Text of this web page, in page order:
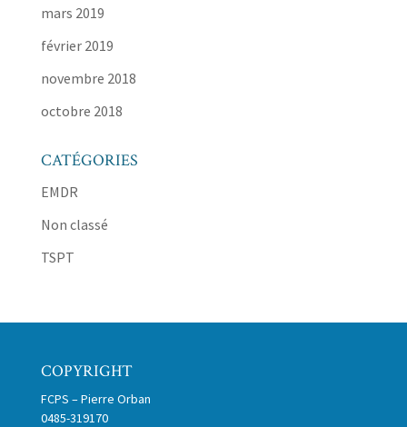
mars 2019
février 2019
novembre 2018
octobre 2018
CATÉGORIES
EMDR
Non classé
TSPT
COPYRIGHT
FCPS – Pierre Orban
0485-319170